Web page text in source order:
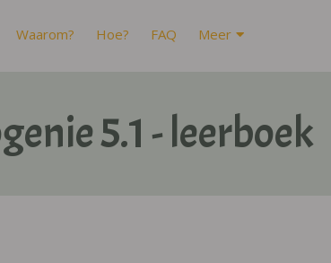
Waarom? Hoe? FAQ Meer
5.1 - leerboek